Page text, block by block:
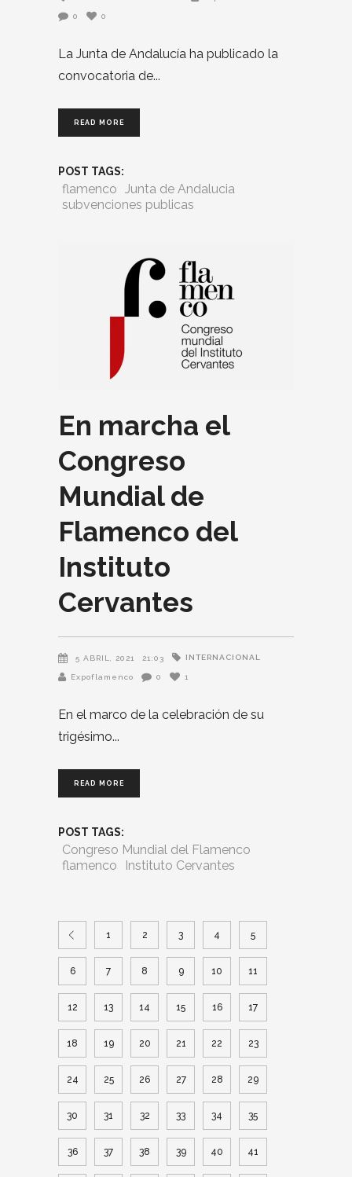
0 0
La Junta de Andalucía ha publicado la
convocatoria de
READ MORE
POST TAGS:
flamenco Junta de Andalucia
subvenciones publicas
En marcha el
Congreso
Mundial de
Flamenco del
Instituto
Cervantes
5 ABRIL, 2021 21:03 INTERNACIONAL
Expoflamenco 0 1
En el marco de la celebración de su
trigésimo
READ MORE
POST TAGS:
Congreso Mundial del Flamenco
flamenco
Instituto Cervantes
1 2 3 4 5
6 7 8 9 10 11
12 13 14 15 16 17
18 19 20 21 22 23
24 25 26 27 28 29
30 31 32 33 34 35
36 37 38 39 40 41